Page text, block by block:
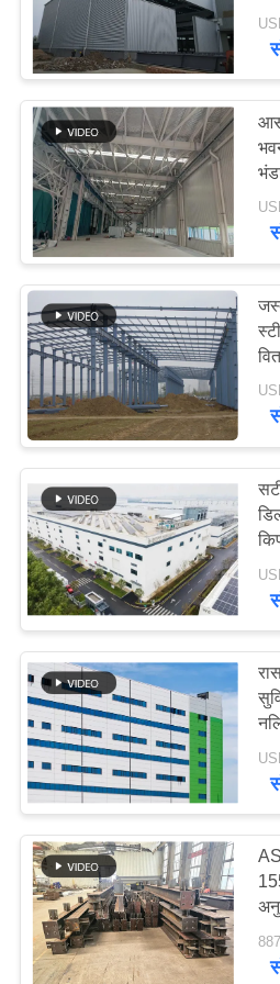
मामले
साइटमैप
गोपनीयता
नीति
स्टील
स्ट्रक्चरल
हुए
जस्ती स्टील
कार शोरूम